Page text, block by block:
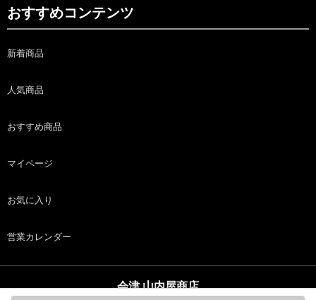
おすすめコンテンツ
新着商品
人気商品
おすすめ商品
マイページ
お気に入り
営業カレンダー
会津 山内屋商店